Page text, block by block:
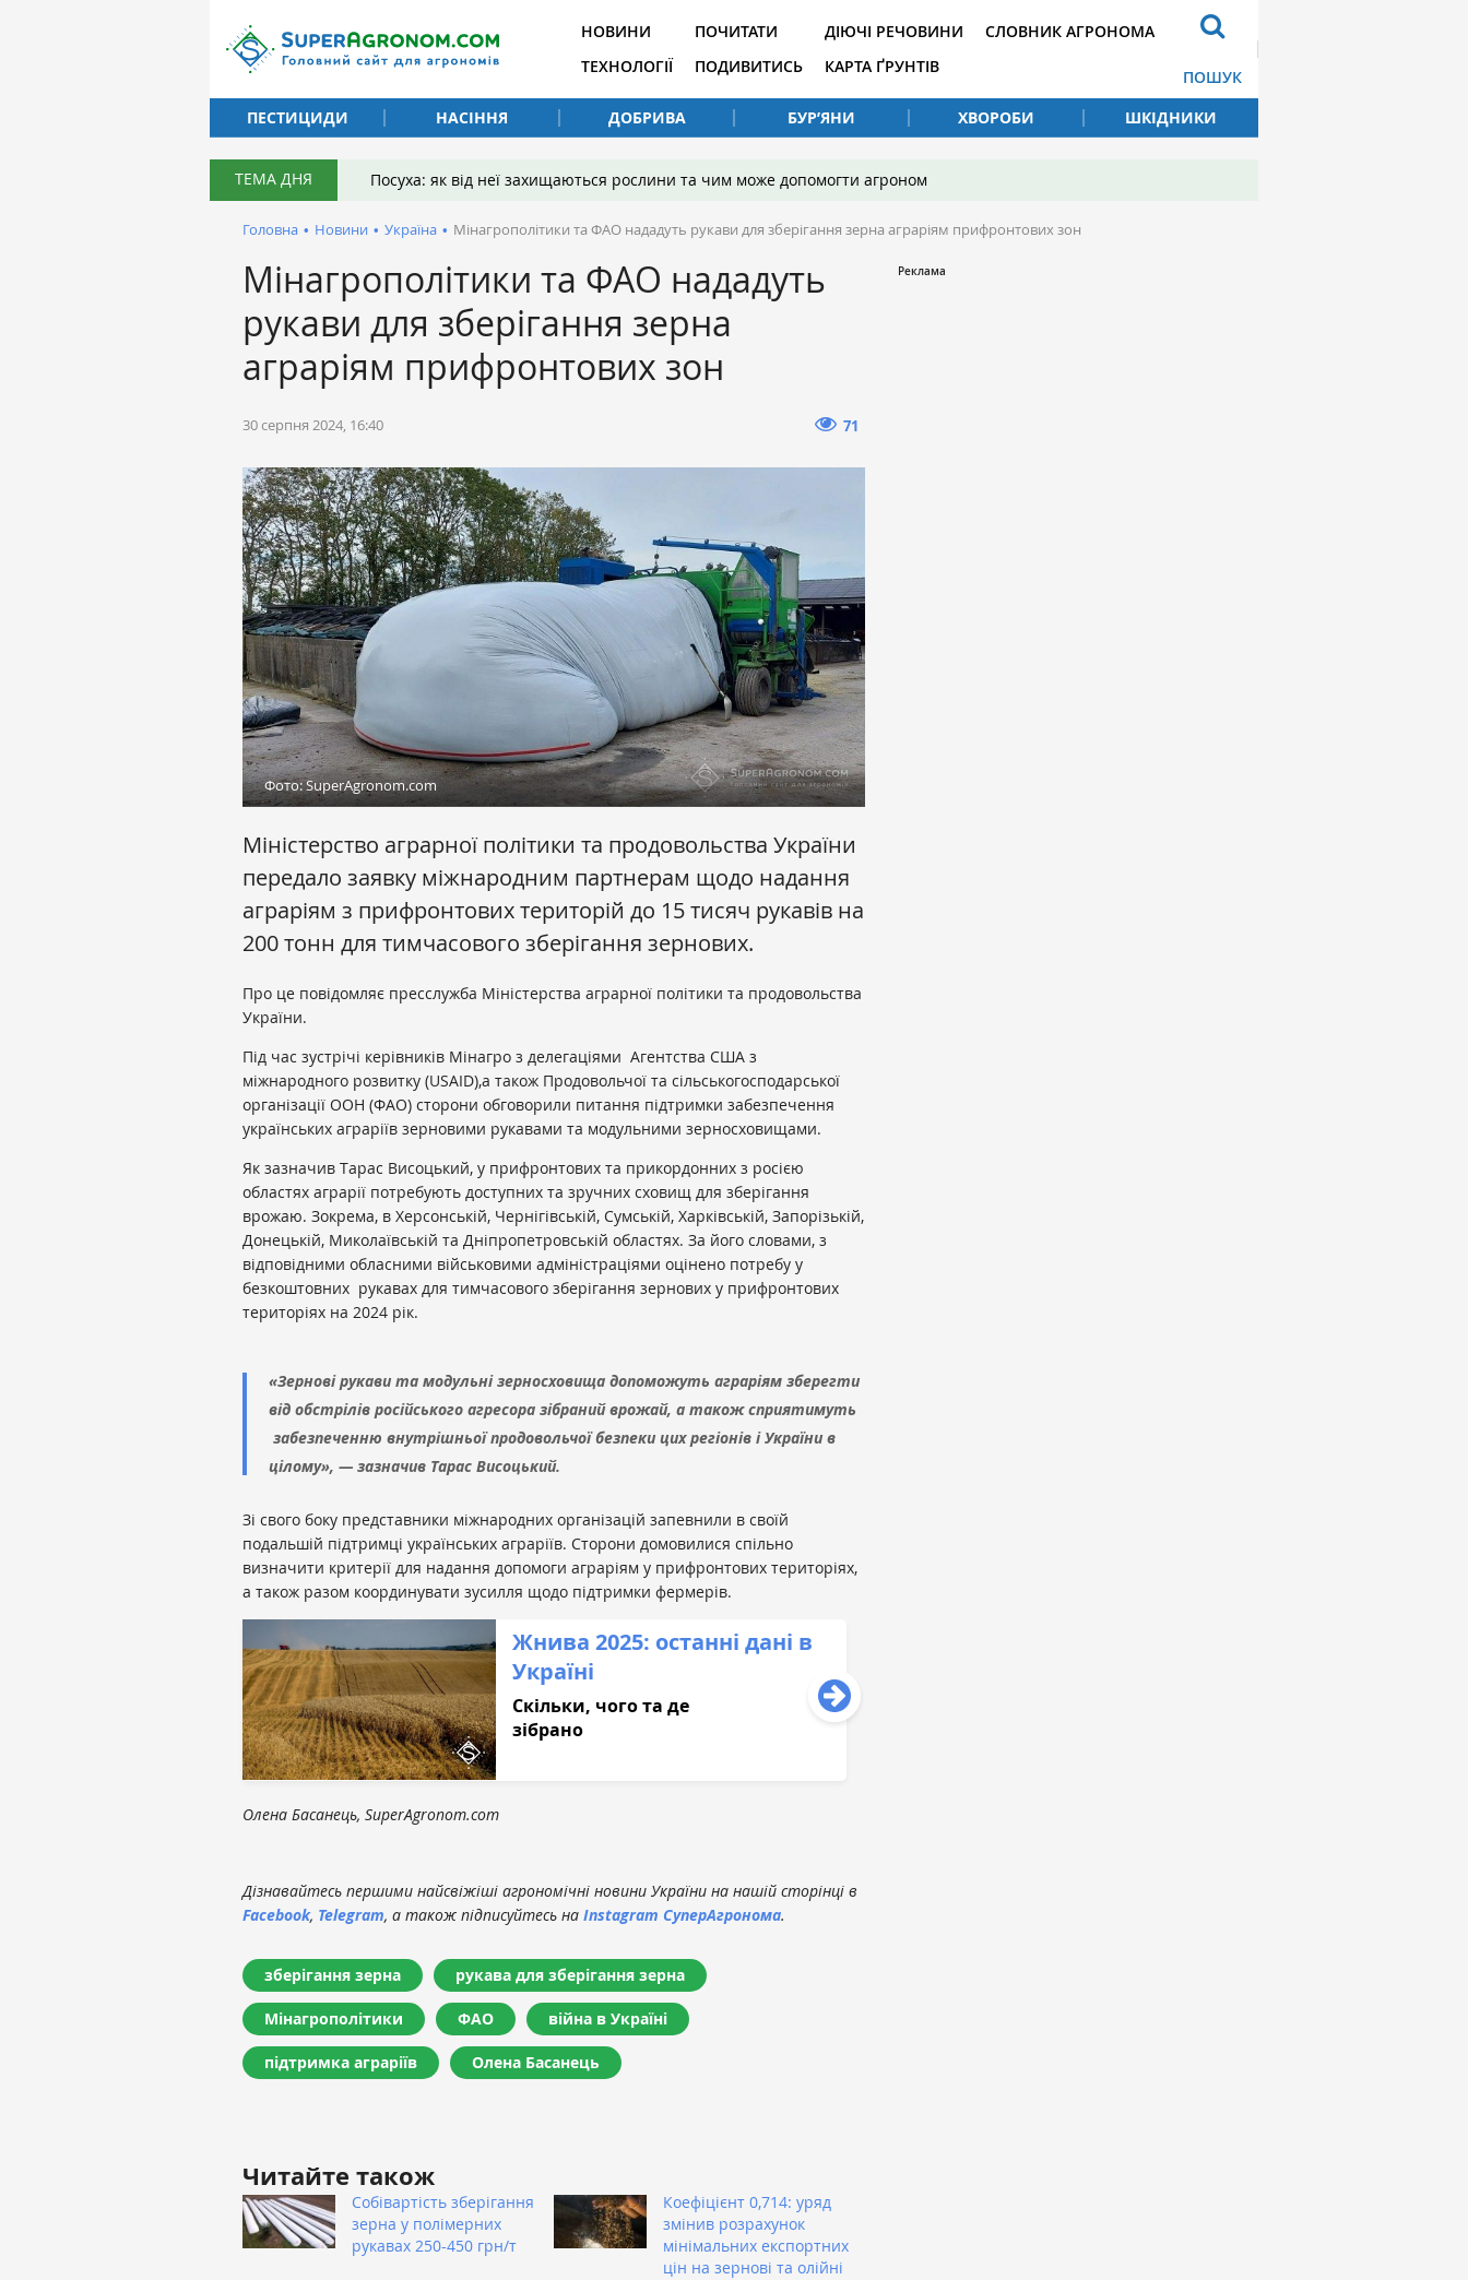
НОВИНИ
ТЕХНОЛОГІЇ
ПОЧИТАТИ
ПОДИВИТИСЬ
ДІЮЧІ РЕЧОВИНИ
КАРТА ҐРУНТІВ
СЛОВНИК АГРОНОМА
ПОШУК
ПЕСТИЦИДИ
НАСІННЯ ДОБРИВА БУР’ЯНИ ХВОРОБИ ШКІДНИКИ
ТЕМА ДНЯ Посуха: як від неї захищаються рослини та чим може допомогти агроном
Головна • Новини • Україна • Мінагрополітики та ФАО нададуть рукави для зберігання зерна аграріям прифронтових зон
Мінагрополітики та ФАО нададуть
рукави для зберігання зерна
аграріям прифронтових зон
30 серпня 2024, 16:40 71
Фото: SuperAgronom.com
Міністерство аграрної політики та продовольства України
передало заявку міжнародним партнерам щодо надання
аграріям з прифронтових територій до 15 тисяч рукавів на
200 тонн для тимчасового зберігання зернових.
Про це повідомляє пресслужба Міністерства аграрної політики та продовольства
України.
Під час зустрічі керівників Мінагро з делегаціями Агентства США з
міжнародного розвитку (USAID),а також Продовольчої та сільськогосподарської
організації ООН (ФАО) сторони обговорили питання підтримки забезпечення
українських аграріїв зерновими рукавами та модульними зерносховищами.
Як зазначив Тарас Висоцький, у прифронтових та прикордонних з росією
областях аграрії потребують доступних та зручних сховищ для зберігання
врожаю. Зокрема, в Херсонській, Чернігівській, Сумській, Харківській, Запорізькій,
Донецькій, Миколаївській та Дніпропетровській областях. За його словами, з
відповідними обласними військовими адміністраціями оцінено потребу у
безкоштовних рукавах для тимчасового зберігання зернових у прифронтових
територіях на 2024 рік.
«Зернові рукави та модульні зерносховища допоможуть аграріям зберегти
від обстрілів російського агресора зібраний врожай, а також сприятимуть
забезпеченню внутрішньої продовольчої безпеки цих регіонів і України в
цілому», — зазначив Тарас Висоцький.
Зі свого боку представники міжнародних організацій запевнили в своїй
подальшій підтримці українських аграріїв. Сторони домовилися спільно
визначити критерії для надання допомоги аграріям у прифронтових територіях,
а також разом координувати зусилля щодо підтримки фермерів.
Жнива 2025: останні дані в
Україні
Скільки, чого та де
зібрано
Олена Басанець, SuperAgronom.com
Дізнавайтесь першими найсвіжіші агрономічні новини України на нашій сторінці в
Facebook, Telegram, а також підписуйтесь на Instagram СуперАгронома.
зберігання зерна рукава для зберігання зерна
Мінагрополітики ФАО війна в Україні
підтримка аграріїв Олена Басанець
Читайте також
Собівартість зберігання
зерна у полімерних
рукавах 250-450 грн/т
Коефіцієнт 0,714: уряд
змінив розрахунок
мінімальних експортних
цін на зернові та олійні